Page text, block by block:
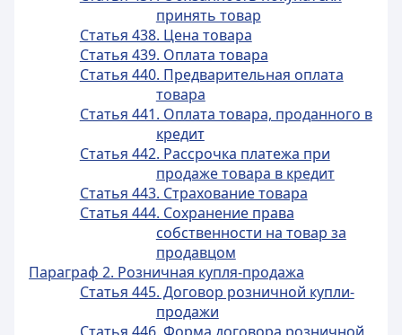
принять товар
Статья 438. Цена товара
Статья 439. Оплата товара
Статья 440. Предварительная оплата
товара
Статья 441. Оплата товара, проданного в
кредит
Статья 442. Рассрочка платежа при
продаже товара в кредит
Статья 443. Страхование товара
Статья 444. Сохранение права
собственности на товар за
продавцом
Параграф 2. Розничная купля-продажа
Статья 445. Договор розничной купли-
продажи